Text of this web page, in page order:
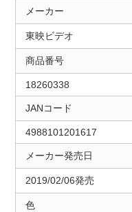
メーカー
東映ビデオ
商品番号
18260338
JANコード
4988101201617
メーカー発売日
2019/02/06発売
色